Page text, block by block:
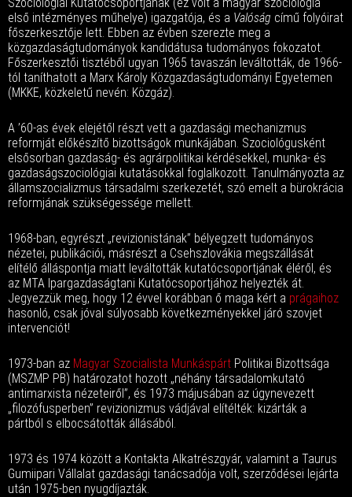
első intézményes műhelye) igazgatója, és a Valóság című folyóirat
főszerkesztője lett. Ebben az évben szerezte meg a
közgazdaságtudományok kandidátusa tudományos fokozatot.
Főszerkesztői tisztéből ugyan 1965 tavaszán leváltották, de 1966-
tól taníthatott a Marx Károly Közgazdaságtudományi Egyetemen
(MKKE, közkeletű nevén: Közgáz).
A ’60-as évek elejétől részt vett a gazdasági mechanizmus
reformját előkészítő bizottságok munkájában. Szociológusként
elsősorban gazdaság- és agrárpolitikai kérdésekkel, munka- és
gazdaságszociológiai kutatásokkal foglalkozott. Tanulmányozta az
államszocializmus társadalmi szerkezetét, szó emelt a bürokrácia
reformjának szükségessége mellett.
1968-ban, egyrészt „revizionistának” bélyegzett tudományos
nézetei, publikációi, másrészt a Csehszlovákia megszállását
elítélő álláspontja miatt leváltották kutatócsoportjának éléről, és
az MTA Ipargazdaságtani Kutatócsoportjához helyezték át.
Jegyezzük meg, hogy 12 évvel korábban ő maga kért a prágaihoz
hasonló, csak jóval súlyosabb következményekkel járó szovjet
intervenciót!
1973-ban az Magyar Szocialista Munkáspárt Politikai Bizottsága
(MSZMP PB) határozatot hozott „néhány társadalomkutató
antimarxista nézeteiről”, és 1973 májusában az úgynevezett
„filozófusperben” revizionizmus vádjával elítélték: kizárták a
pártból s elbocsátották állásából.
1973 és 1974 között a Kontakta Alkatrészgyár, valamint a Taurus
Gumiipari Vállalat gazdasági tanácsadója volt, szerződései lejárta
után 1975-ben nyugdíjazták.